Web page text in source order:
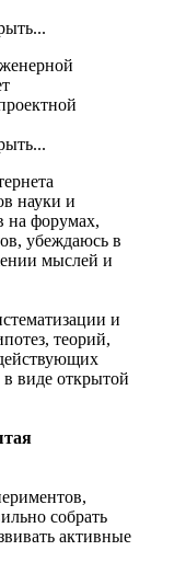
науки и
на форумах,
убеждаюсь в
мыслей и
и
теорий,
виде открытой
собрать
активные